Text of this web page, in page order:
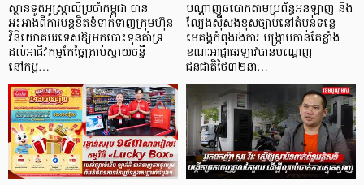
ស្ថានទូតអូស្ត្រាលីប្រចាំកម្ពុជា បាន
អះអាងពីការបន្តខិតខំទាក់ទាញក្រុមហ៊ុន
វិនិយោគបរទេសឱ្យមកបោះទុនគាំទ្រ
ដល់អាជីវកម្មកែច្នៃគ្រាប់ស្វាយចន្ទី
នៅកម្ព…
បណ្តាញឆបោកតាមប្រព័ន្ធអនឡាញ និង
ល្បែងស៊ីសងខុសច្បាប់នៅតំបន់ទន្លេ
មេគង្គកំពុងរងការ បង្ក្រាប​កាន់តែខ្លាំង
ខណៈអាជ្ញាធរឡាវបានបណ្តេញ
ជនជាតិថៃ៣២នា…